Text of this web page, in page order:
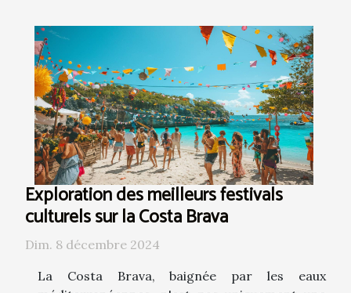
Exploration des meilleurs festivals
culturels sur la Costa Brava
Dim. 8 décembre 2024
La Costa Brava, baignée par les eaux